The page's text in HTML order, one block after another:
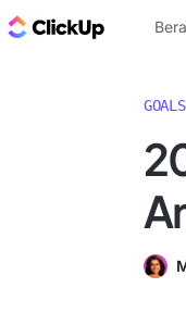
Blog
GOALS